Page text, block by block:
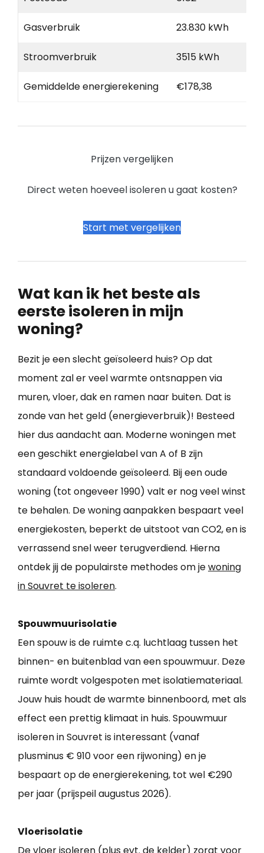
Gasverbruik 23.830 kWh
Stroomverbruik 3515 kWh
Gemiddelde energierekening €178,38
Prijzen vergelijken
Direct weten hoeveel isoleren u gaat kosten?
Start met vergelijken
Wat kan ik het beste als
eerste isoleren in mijn
woning?
Bezit je een slecht geïsoleerd huis? Op dat
moment zal er veel warmte ontsnappen via
muren, vloer, dak en ramen naar buiten. Dat is
zonde van het geld (energieverbruik)! Besteed
hier dus aandacht aan. Moderne woningen met
een geschikt energielabel van A of B zijn
standaard voldoende geïsoleerd. Bij een oude
woning (tot ongeveer 1990) valt er nog veel winst
te behalen. De woning aanpakken bespaart veel
energiekosten, beperkt de uitstoot van CO2, en is
verrassend snel weer terugverdiend. Hierna
ontdek jij de populairste methodes om jewoning
in Souvret te isoleren.
Spouwmuurisolatie
Een spouw is de ruimte c.q. luchtlaag tussen het
binnen- en buitenblad van een spouwmuur. Deze
ruimte wordt volgespoten met isolatiemateriaal.
Jouw huis houdt de warmte binnenboord, met als
effect een prettig klimaat in huis. Spouwmuur
isoleren in Souvret is interessant (vanaf
plusminus € 910 voor een rijwoning) en je
bespaart op de energierekening, tot wel €290
per jaar (prijspeil augustus 2026).
Vloerisolatie